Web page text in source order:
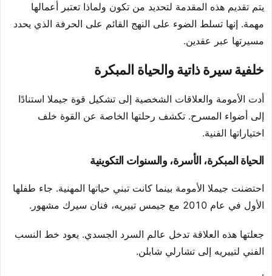
يتم تقديم هذه المقدمة لتحديد من تكون ولماذا تعتبر أعمالها
مهمة. إنها تسلط الضوء على النهج القائم على الحرفة الذي يحدد
مسيرتها عبر عقدين.
خلفية سيرة ذاتية والحياة المبكرة
أدت الأمومة والعلاقات الشخصية إلى تشكيل قوة جيملا استنادًا
إلى أضواء المسرح. تكشف رحلتها الخاصة عن القوة خلف
اختياراتها الفنية.
الحياة المبكرة، الأسرة، والسنوات التكوينية
احتضنت جيملا الأمومة بينما كانت تبني حياتها المهنية. جاء طفلها
الأول في عام 2010 مع جيمس تييريه، فنان سيرك مشهور.
جعلتها هذه العلاقة تدخل عالم السرد الجسدي. يعود خط النسب
الفني لتييريه إلى تشارلي شابلن.